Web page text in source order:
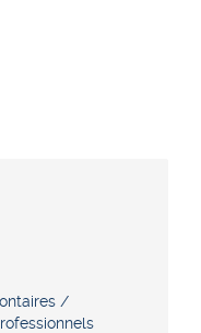
/